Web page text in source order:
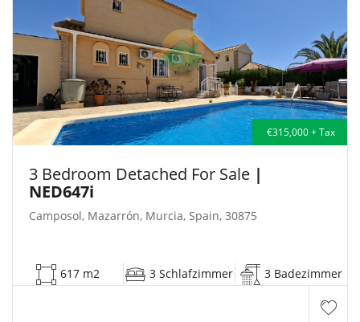
€315,000 + Tax
3 Bedroom Detached For Sale |
NED647i
Camposol, Mazarrón, Murcia, Spain, 30875
617 m2 3 Schlafzimmer 3 Badezimmer